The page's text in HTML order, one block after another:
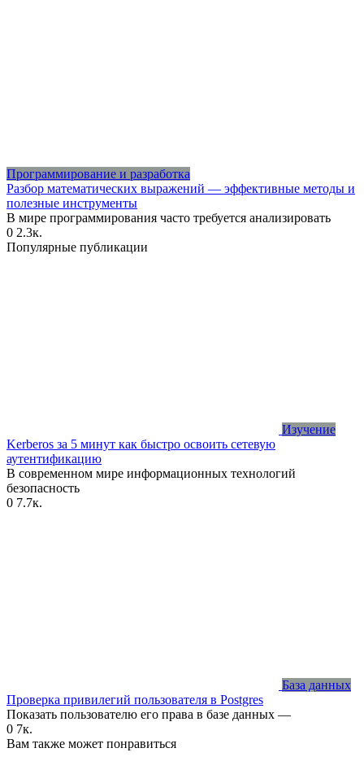
Программирование и разработка
Разбор математических выражений — эффективные методы и
полезные инструменты
В мире программирования часто требуется анализировать
0 2.3к.
Популярные публикации
Изучение
Kerberos за 5 минут как быстро освоить сетевую
аутентификацию
В современном мире информационных технологий
безопасность
0 7.7к.
База данных
Проверка привилегий пользователя в Postgres
Показать пользователю его права в базе данных —
0 7к.
Вам также может понравиться